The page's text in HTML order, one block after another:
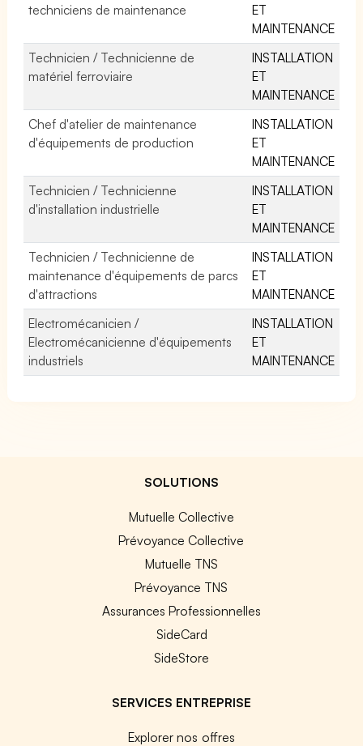
techniciens de maintenance
ET
MAINTENANCE
Technicien / Technicienne de
matériel ferroviaire
INSTALLATION
ET
MAINTENANCE
Chef d'atelier de maintenance
d'équipements de production
INSTALLATION
ET
MAINTENANCE
Technicien / Technicienne
d'installation industrielle
INSTALLATION
ET
MAINTENANCE
Technicien / Technicienne de
maintenance d'équipements de parcs
d'attractions
INSTALLATION
ET
MAINTENANCE
Electromécanicien /
Electromécanicienne d'équipements
industriels
INSTALLATION
ET
MAINTENANCE
SOLUTIONS
Mutuelle Collective
Prévoyance Collective
Mutuelle TNS
Prévoyance TNS
Assurances Professionnelles
SideCard
SideStore
SERVICES ENTREPRISE
Explorer nos offres